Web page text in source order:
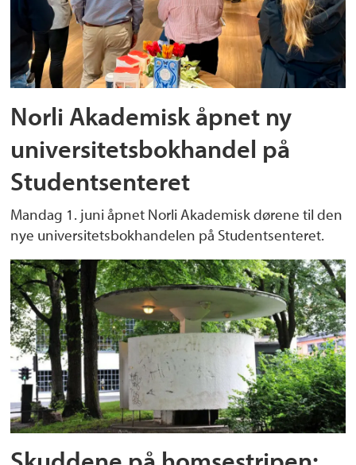
Norli Akademisk åpnet ny
universitetsbokhandel på
Studentsenteret
Mandag 1. juni åpnet Norli Akademisk dørene til den
nye universitetsbokhandelen på Studentsenteret.